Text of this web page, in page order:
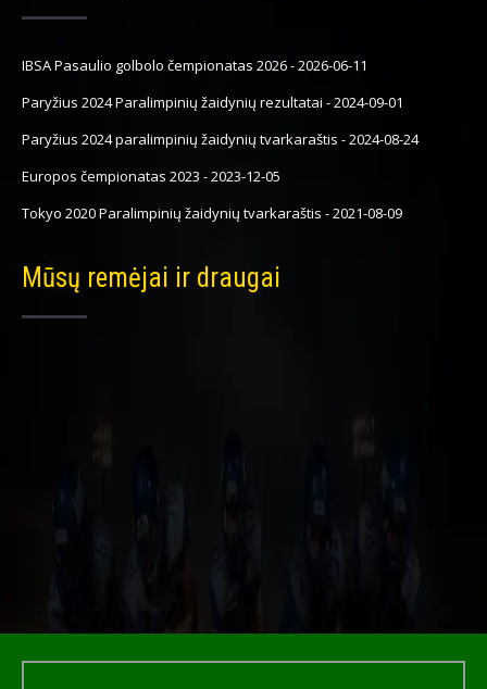
IBSA Pasaulio golbolo čempionatas 2026-2026-06-11
Paryžius 2024 Paralimpinių žaidynių rezultatai -2024-09-01
Paryžius 2024 paralimpinių žaidynių tvarkaraštis -2024-08-24
Europos čempionatas 2023 -2023-12-05
Tokyo 2020 Paralimpinių žaidynių tvarkaraštis -2021-08-09
Mūsų remėjai ir draugai